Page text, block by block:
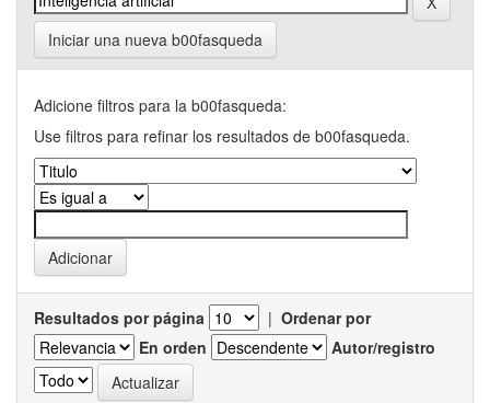
Iniciar una nueva b00fasqueda
Adicione filtros para la b00fasqueda:
Use filtros para refinar los resultados de b00fasqueda.
Resultados por página | Ordenar por
En orden
Autor/registro